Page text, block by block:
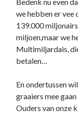
Ernst Anepool
2013 augustus 29
worden…
2013 augustus 20
we hebben er vee
139.000
miljoen,maar we
Multimiljardais,
betalen…
En ondertussen
graaiers mee
Ouders van onze